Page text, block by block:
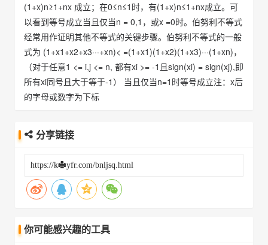
(1+x)n≥1+nx 成立；在0≤n≤1时，有(1+x)n≤1+nx成立。可
以看到等号成立当且仅当n = 0,1，或x =0时。伯努利不等式
经常用作证明其他不等式的关键步骤。伯努利不等式的一般
式为 (1+x1+x2+x3···+xn)< =(1+x1)(1+x2)(1+x3)···(1+xn)，
（对于任意1 <= i,j <= n, 都有xi >= -1且sign(xi) = sign(xj),即
所有xi同号且大于等于-1） 当且仅当n=1时等号成立注：x后
的字母或数字为下标
分享链接
你可能感兴趣的工具